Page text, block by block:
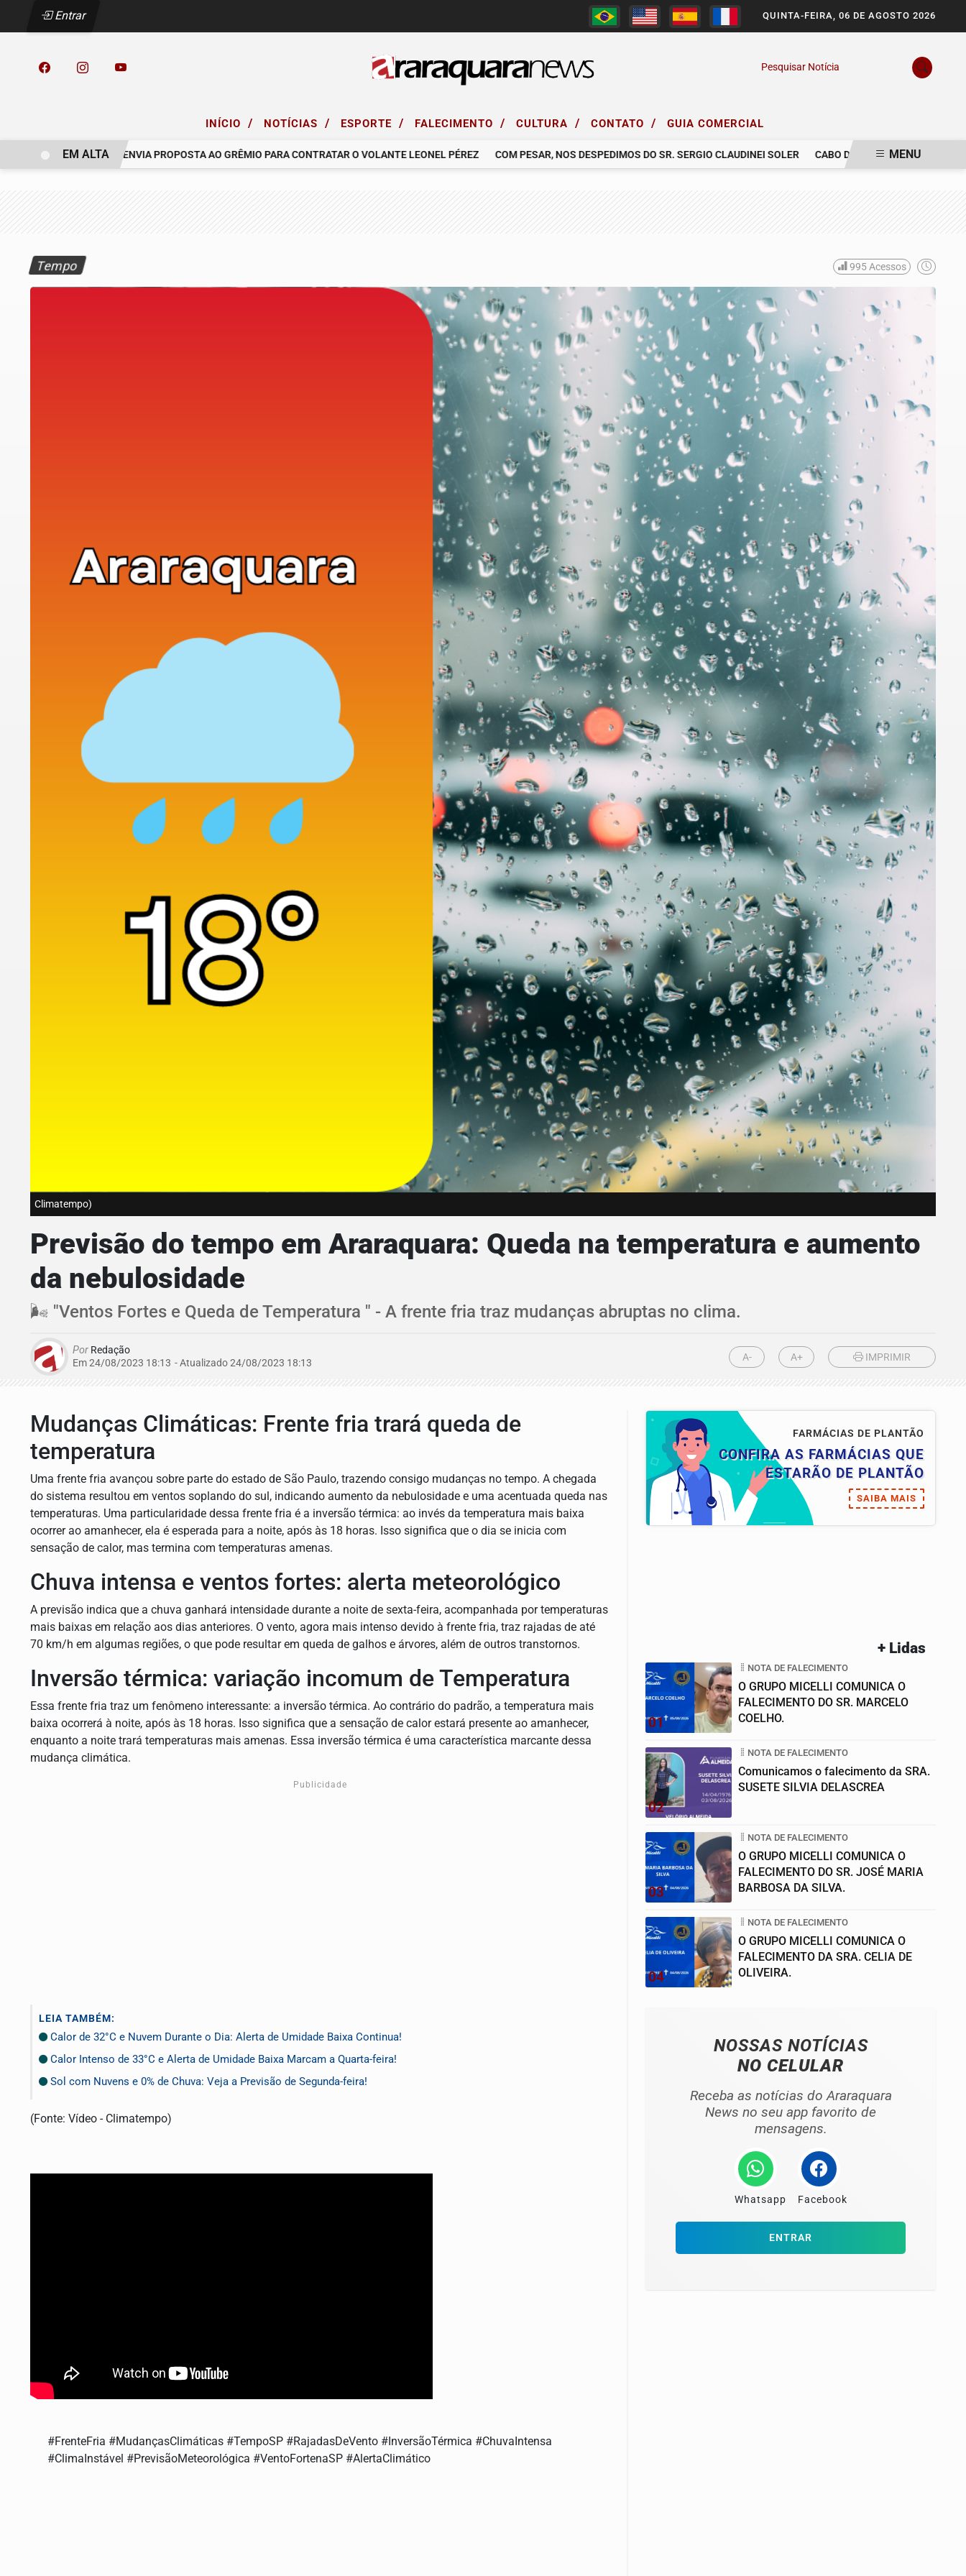
Entrar QUINTA-FEIRA, 06 DE AGOSTO 2026
Pesquisar Notícia
INÍCIO / NOTÍCIAS / ESPORTE / FALECIMENTO / CULTURA / CONTATO / GUIA COMERCIAL
COELHO. RACING ENVIA PROPOSTA AO GRÊMIO PARA CONTRATAR O VOLANTE LEONEL PÉREZ COM PESAR, NOS DESPEDIMOS DO SR. SERGIO CLAUDINEI SOLER CABO DA POLÍCIA MILITAR MORRE
EM ALTA MENU
Tempo 995Acessos
Climatempo)
Previsão do tempo em Araraquara: Queda na temperatura e aumento
da nebulosidade
🌬️ "Ventos Fortes e Queda de Temperatura " - A frente fria traz mudanças abruptas no clima.
Por Redação
Em 24/08/2023 18:13 - Atualizado24/08/2023 18:13 A- A+ IMPRIMIR
Mudanças Climáticas: Frente fria trará queda de
temperatura
Uma frente fria avançou sobre parte do estado de São Paulo, trazendo consigo mudanças no tempo. A chegada
do sistema resultou em ventos soplando do sul, indicando aumento da nebulosidade e uma acentuada queda nas
temperaturas. Uma particularidade dessa frente fria é a inversão térmica: ao invés da temperatura mais baixa
ocorrer ao amanhecer, ela é esperada para a noite, após às 18 horas. Isso significa que o dia se inicia com
sensação de calor, mas termina com temperaturas amenas.
Chuva intensa e ventos fortes: alerta meteorológico
A previsão indica que a chuva ganhará intensidade durante a noite de sexta-feira, acompanhada por temperaturas
mais baixas em relação aos dias anteriores. O vento, agora mais intenso devido à frente fria, traz rajadas de até
70 km/h em algumas regiões, o que pode resultar em queda de galhos e árvores, além de outros transtornos.
Inversão térmica: variação incomum de Temperatura
Essa frente fria traz um fenômeno interessante: a inversão térmica. Ao contrário do padrão, a temperatura mais
baixa ocorrerá à noite, após às 18 horas. Isso significa que a sensação de calor estará presente ao amanhecer,
enquanto a noite trará temperaturas mais amenas. Essa inversão térmica é uma característica marcante dessa
mudança climática.
Publicidade
LEIA TAMBÉM:
Calor de 32°C e Nuvem Durante o Dia: Alerta de Umidade Baixa Continua!
Calor Intenso de 33°C e Alerta de Umidade Baixa Marcam a Quarta-feira!
Sol com Nuvens e 0% de Chuva: Veja a Previsão de Segunda-feira!
(Fonte: Vídeo - Climatempo)
#FrenteFria #MudançasClimáticas #TempoSP #RajadasDeVento #InversãoTérmica #ChuvaIntensa
#ClimaInstável #PrevisãoMeteorológica #VentoFortenaSP #AlertaClimático
FARMÁCIAS DE PLANTÃO
CONFIRA AS FARMÁCIAS QUE
ESTARÃO DE PLANTÃO
SAIBA MAIS
+ Lidas
01
NOTA DE FALECIMENTO
O GRUPO MICELLI COMUNICA O
FALECIMENTO DO SR. MARCELO
COELHO.
02
NOTA DE FALECIMENTO
Comunicamos o falecimento da SRA.
SUSETE SILVIA DELASCREA
03
NOTA DE FALECIMENTO
O GRUPO MICELLI COMUNICA O
FALECIMENTO DO SR. JOSÉ MARIA
BARBOSA DA SILVA.
04
NOTA DE FALECIMENTO
O GRUPO MICELLI COMUNICA O
FALECIMENTO DA SRA. CELIA DE
OLIVEIRA.
NOSSAS NOTÍCIAS
NO CELULAR
Receba as notícias do Araraquara
News no seu app favorito de
mensagens.
Whatsapp Facebook
ENTRAR